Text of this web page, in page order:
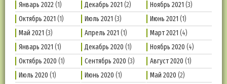
Январь 2022(1) Декабрь 2021 (2) Ноябрь 2021 (3)
Октябрь 2021 (1) Июль 2021 (3) Июнь 2021 (1)
Май 2021 (3) Апрель 2021 (1) Март 2021 (4)
Январь 2021 (1) Декабрь 2020 (1) Ноябрь 2020 (4)
Октябрь 2020 (1) Сентябрь 2020 (3) Август 2020 (1)
Июль 2020 (1) Июнь 2020 (1) Май 2020 (2)